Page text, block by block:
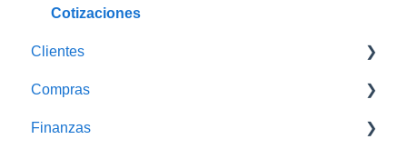
Cotizaciones
Clientes
Monedero Electrónico
Compras
Proovedores
Finanzas